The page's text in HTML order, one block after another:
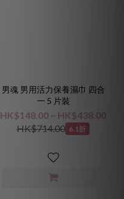
男魂 男用活力保養濕巾 四合
一 5 片裝
HK$148.00 ~ HK$438.00
HK$714.00 6.1折